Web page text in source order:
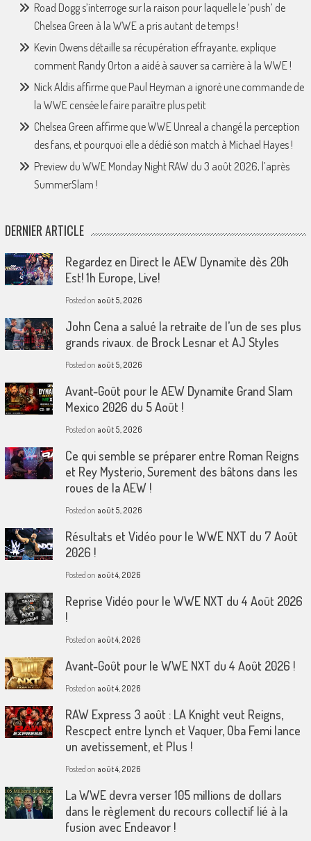
Road Dogg s’interroge sur la raison pour laquelle le ‘push’ de
Chelsea Green à la WWE a pris autant de temps !
Kevin Owens détaille sa récupération effrayante, explique
comment Randy Orton a aidé à sauver sa carrière à la WWE !
Nick Aldis affirme que Paul Heyman a ignoré une commande de
la WWE censée le faire paraître plus petit
Chelsea Green affirme que WWE Unreal a changé la perception
des fans, et pourquoi elle a dédié son match à Michael Hayes !
Preview du WWE Monday Night RAW du 3 août 2026, l’après
SummerSlam !
DERNIER ARTICLE
Regardez en Direct le AEW Dynamite dès 20h
Est! 1h Europe, Live!
Posted on août 5, 2026
John Cena a salué la retraite de l’un de ses plus
grands rivaux. de Brock Lesnar et AJ Styles
Posted on août 5, 2026
Avant-Goût pour le AEW Dynamite Grand Slam
Mexico 2026 du 5 Août !
Posted on août 5, 2026
Ce qui semble se préparer entre Roman Reigns
et Rey Mysterio, Surement des bâtons dans les
roues de la AEW !
Posted on août 5, 2026
Résultats et Vidéo pour le WWE NXT du 7 Août
2026 !
Posted on août 4, 2026
Reprise Vidéo pour le WWE NXT du 4 Août 2026
!
Posted on août 4, 2026
Avant-Goût pour le WWE NXT du 4 Août 2026 !
Posted on août 4, 2026
RAW Express 3 août : LA Knight veut Reigns,
Rescpect entre Lynch et Vaquer, Oba Femi lance
un avetissement, et Plus !
Posted on août 4, 2026
La WWE devra verser 105 millions de dollars
dans le règlement du recours collectif lié à la
fusion avec Endeavor !